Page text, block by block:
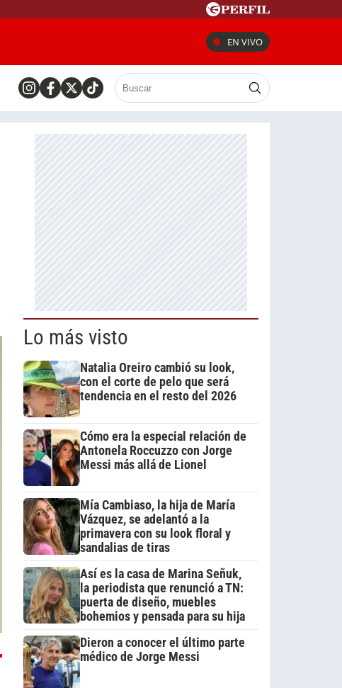
EN VIVO
Lo más visto
Natalia Oreiro cambió su look,
con el corte de pelo que será
tendencia en el resto del 2026
Cómo era la especial relación de
Antonela Roccuzzo con Jorge
Messi más allá de Lionel
Mía Cambiaso, la hija de María
Vázquez, se adelantó a la
primavera con su look floral y
sandalias de tiras
Así es la casa de Marina Señuk,
la periodista que renunció a TN:
puerta de diseño, muebles
bohemios y pensada para su hija
Dieron a conocer el último parte
médico de Jorge Messi